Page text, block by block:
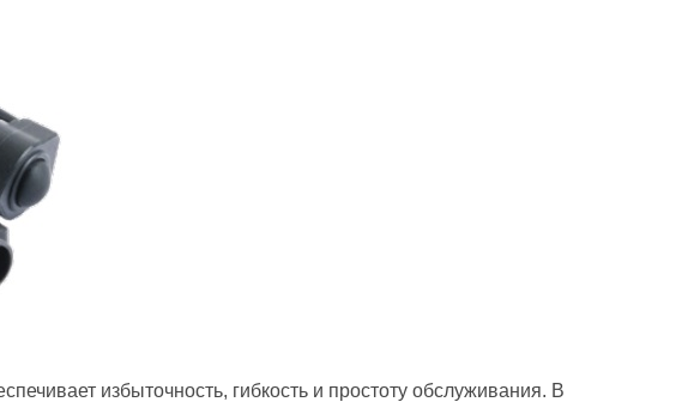
избыточность, гибкость и простоту обслуживания. В